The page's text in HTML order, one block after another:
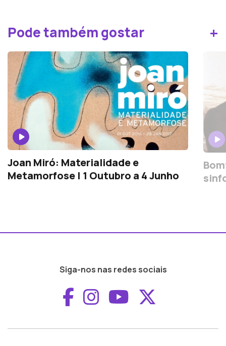
Pode também gostar +
Joan Miró: Materialidade e
Metamorfose | 1 Outubro a 4 Junho
Siga-nos nas redes sociais
Aceder ao
Aceder ao
Aceder ao